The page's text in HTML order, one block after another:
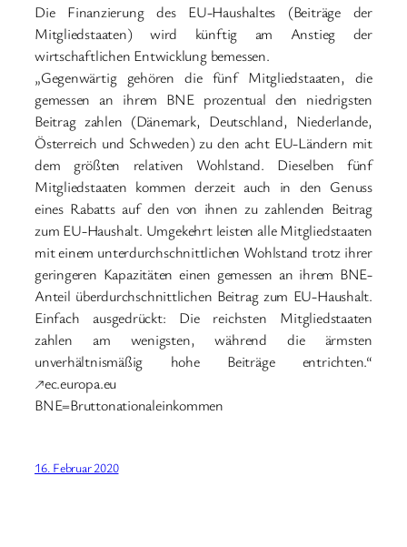
Die Finanzierung des EU-Haushaltes (Beiträge der
Mitgliedstaaten) wird künftig am Anstieg der
wirtschaftlichen Entwicklung bemessen.
„Gegenwärtig gehören die fünf Mitgliedstaaten, die
gemessen an ihrem BNE prozentual den niedrigsten
Beitrag zahlen (Dänemark, Deutschland, Niederlande,
Österreich und Schweden) zu den acht EU-Ländern mit
dem größten relativen Wohlstand. Dieselben fünf
Mitgliedstaaten kommen derzeit auch in den Genuss
eines Rabatts auf den von ihnen zu zahlenden Beitrag
zum EU-Haushalt. Umgekehrt leisten alle Mitgliedstaaten
mit einem unterdurchschnittlichen Wohlstand trotz ihrer
geringeren Kapazitäten einen gemessen an ihrem BNE-
Anteil überdurchschnittlichen Beitrag zum EU-Haushalt.
Einfach ausgedrückt: Die reichsten Mitgliedstaaten
zahlen am wenigsten, während die ärmsten
unverhältnismäßig hohe Beiträge entrichten.“
↗ec.europa.eu
BNE=Bruttonationaleinkommen
16. Februar 2020